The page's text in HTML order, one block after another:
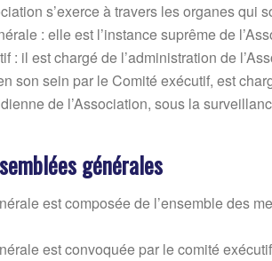
s’exerce à travers les organes qui
: elle est l’instance suprême de
: il est chargé de l’administration de
son sein par le Comité exécutif, est
de l’Association, sous la
générales
est composée de l’ensemble des
est convoquée par le comité